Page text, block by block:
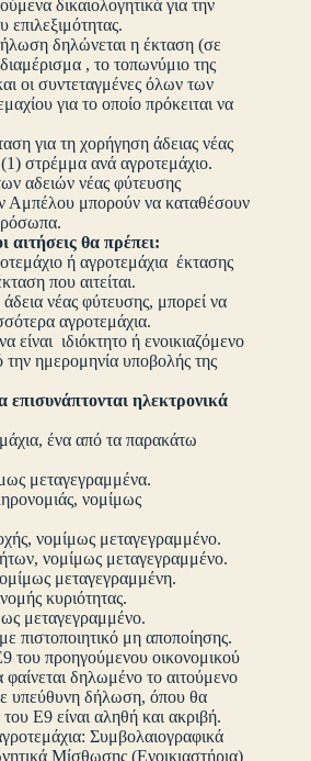
δικαιολογητικά για την
επιλεξιμότητας.
δηλώνεται η έκταση (σε
, το τοπωνύμιο της
οι συντεταγμένες όλων των
για το οποίο πρόκειται να
για τη χορήγηση άδειας νέας
στρέμμα ανά αγροτεμάχιο.
αδειών νέας φύτευσης
Αμπέλου μπορούν να καταθέσουν
αιτήσεις θα πρέπει:
ή αγροτεμάχια έκτασης
που αιτείται.
νέας φύτευσης, μπορεί να
αγροτεμάχια.
είναι ιδιόκτητο ή ενοικιαζόμενο
την ημερομηνία υποβολής της
επισυνάπτονται ηλεκτρονικά
ένα από τα παρακάτω
μεταγεγραμμένα.
νομίμως
νομίμως μεταγεγραμμένο.
νομίμως μεταγεγραμμένο.
μεταγεγραμμένη.
κυριότητας.
μεταγεγραμμένο.
πιστοποιητικό μη αποποίησης.
του προηγούμενου οικονομικού
φαίνεται δηλωμένο το αιτούμενο
υπεύθυνη δήλωση, όπου θα
του Ε9 είναι αληθή και ακριβή.
Συμβολαιογραφικά
Μίσθωσης (Ενοικιαστήρια)